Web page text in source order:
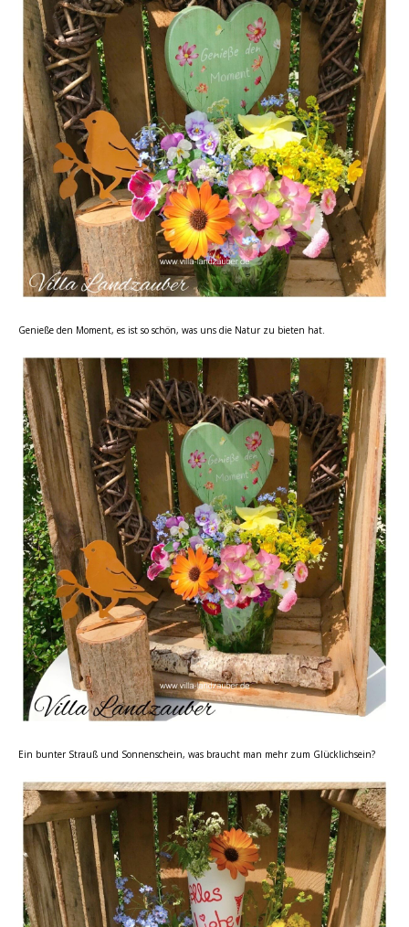
Genieße den Moment, es ist so schön, was uns die Natur zu bieten hat.
Ein bunter Strauß und Sonnenschein, was braucht man mehr zum Glücklichsein?